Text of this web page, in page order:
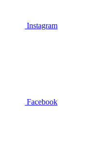
Instagram
Facebook